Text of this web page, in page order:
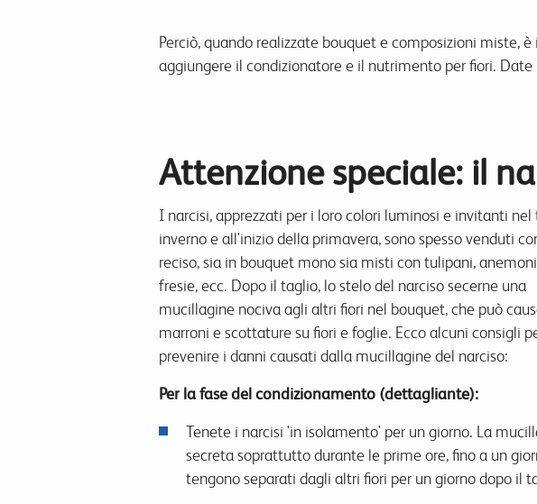
Perciò, quando realizzate bouquet e composizioni miste,
aggiungere il condizionatore e il nutrimento per fiori.
Attenzione speciale: il
I narcisi, apprezzati per i loro colori luminosi e invitanti nel
inverno e all'inizio della primavera, sono spesso venduti
reciso, sia in bouquet mono sia misti con tulipani,
fresie, ecc. Dopo il taglio, lo stelo del narciso secerne una
mucillagine nociva agli altri fiori nel bouquet, che può
marroni e scottature su fiori e foglie. Ecco alcuni consigli
prevenire i danni causati dalla mucillagine del narciso:
Per la fase del condizionamento (dettagliante):
Tenete i narcisi 'in isolamento' per un giorno. La
secreta soprattutto durante le prime ore, fino a un
tengono separati dagli altri fiori per un giorno dopo il